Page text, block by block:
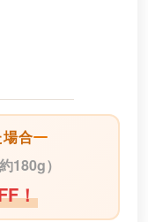
合
約180g）
！